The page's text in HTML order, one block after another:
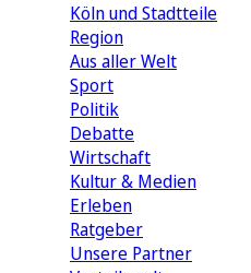
Köln und Stadtteile
Region
Aus aller Welt
Sport
Politik
Debatte
Wirtschaft
Kultur & Medien
Erleben
Ratgeber
Unsere Partner